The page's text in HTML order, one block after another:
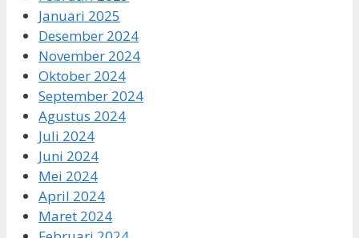
Januari 2025
Desember 2024
November 2024
Oktober 2024
September 2024
Agustus 2024
Juli 2024
Juni 2024
Mei 2024
April 2024
Maret 2024